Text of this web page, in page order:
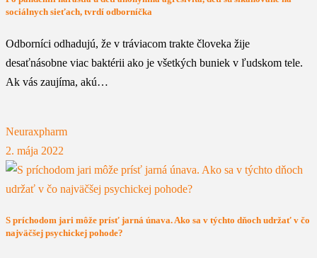
sociálnych sieťach, tvrdí odborníčka
Odborníci odhadujú, že v tráviacom trakte človeka žije
desaťnásobne viac baktérii ako je všetkých buniek v ľudskom tele.
Ak vás zaujíma, akú…
Neuraxpharm
2. mája 2022
S príchodom jari môže prísť jarná únava. Ako sa v týchto dňoch udržať v čo
najväčšej psychickej pohode?